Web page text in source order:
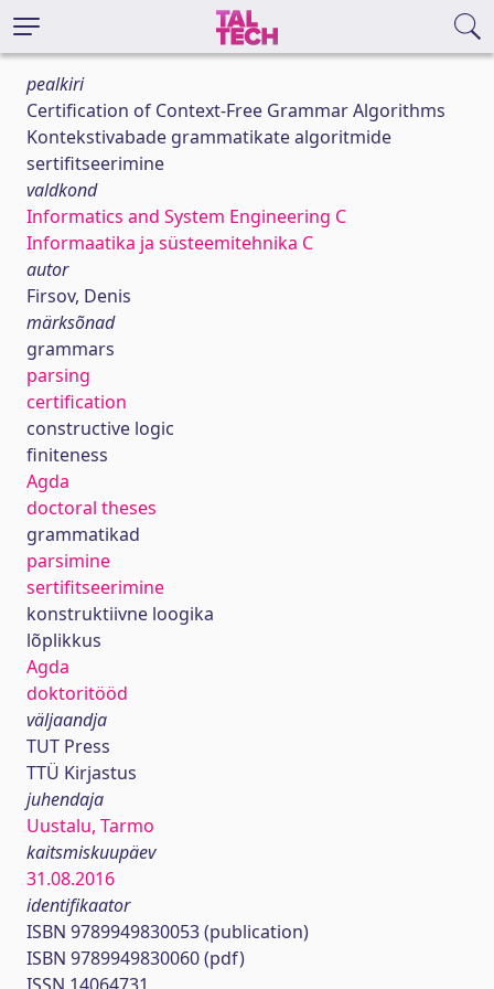
pealkiri
Certification of Context-Free Grammar Algorithms
Kontekstivabade grammatikate algoritmide
sertifitseerimine
valdkond
Informatics and System Engineering C
Informaatika ja süsteemitehnika C
autor
Firsov, Denis
märksõnad
grammars
parsing
certification
constructive logic
finiteness
Agda
doctoral theses
grammatikad
parsimine
sertifitseerimine
konstruktiivne loogika
lõplikkus
Agda
doktoritööd
väljaandja
TUT Press
TTÜ Kirjastus
juhendaja
Uustalu, Tarmo
kaitsmiskuupäev
31.08.2016
identifikaator
ISBN 9789949830053 (publication)
ISBN 9789949830060 (pdf)